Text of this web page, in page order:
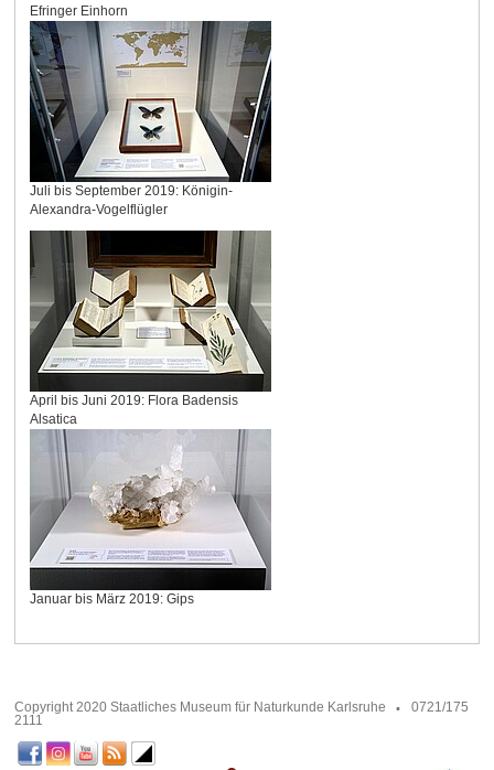
Efringer Einhorn
Juli bis September 2019: Königin-
Alexandra-Vogelflügler
April bis Juni 2019: Flora Badensis
Alsatica
Januar bis März 2019: Gips
Copyright 2020 Staatliches Museum für Naturkunde Karlsruhe
0721/175
2111